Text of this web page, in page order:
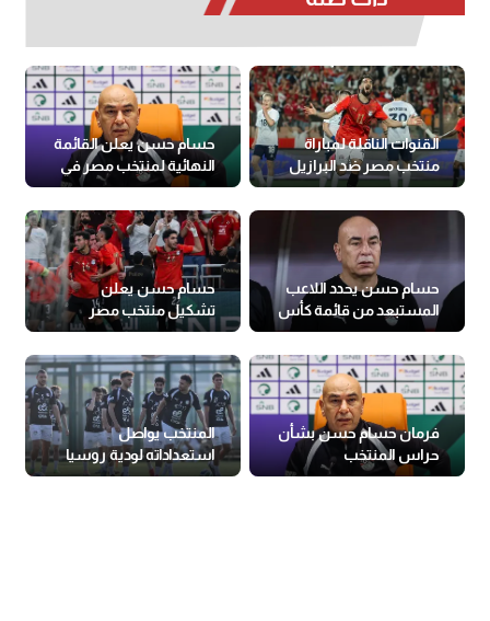
القنوات الناقلة لمباراة
منتخب مصر ضد البرازيل
قبل كأس العالم
حسام حسن يعلن القائمة
النهائية لمنتخب مصر في
كأس العالم
حسام حسن يحدد اللاعب
المستبعد من قائمة كأس
العالم
حسام حسن يعلن
تشكيل منتخب مصر
لمواجهة روسيا
فرمان حسام حسن بشأن
حراس المنتخب
المنتخب يواصل
استعداداته لودية روسيا
بمشاركة مرموش وعبد